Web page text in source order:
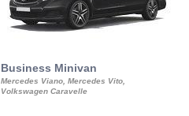
Business Minivan
Mercedes Viano, Mercedes Vito,
Volkswagen Caravelle